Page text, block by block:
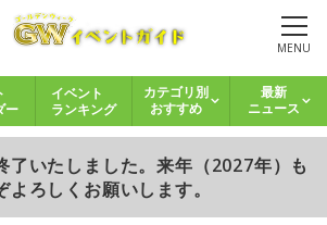
MENU
ー
イベント
ランキング
カテゴリ別
おすすめ
最新
ニュース
了いたしました。来年（2027年）も
よろしくお願いします。